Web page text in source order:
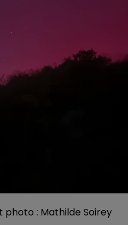
photo : Mathilde Soirey